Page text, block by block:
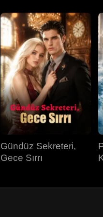
Gündüz Sekreteri,
Gece Sırrı